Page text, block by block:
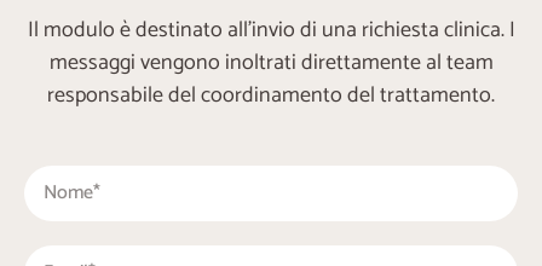
Il modulo è destinato all’invio di una richiesta clinica. I
messaggi vengono inoltrati direttamente al team
responsabile del coordinamento del trattamento.